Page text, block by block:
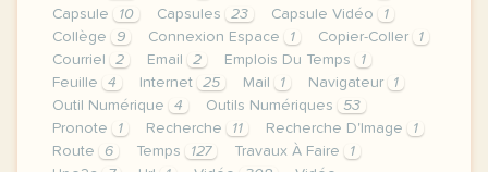
Capsule
10 Capsules 23 Capsule Vidéo
1
Collège
9 Connexion Espace 1 Copier-Coller
1
Courriel
2 Email 2 Emplois Du Temps
1
Feuille
4 Internet 25 Mail 1 Navigateur
1
Outil Numérique
4 Outils Numériques
53
Pronote
1 Recherche 11 Recherche D'Image
1
Route
6 Temps 127 Travaux À Faire
1